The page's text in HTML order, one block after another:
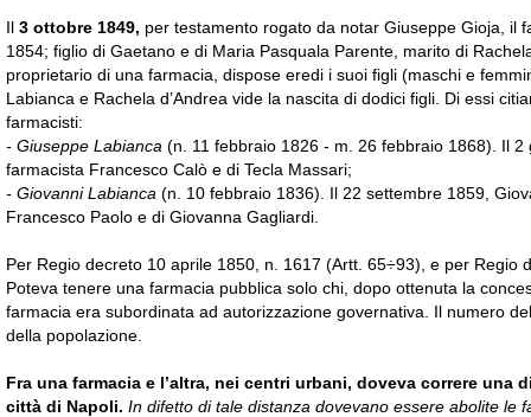
Il 3 ottobre 1849, per testamento rogato da notar Giuseppe Gioja, il
1854; figlio di Gaetano e di Maria Pasquala Parente, marito di
proprietario di una farmacia, dispose eredi i suoi figli (maschi e
Labianca e Rachela d’Andrea vide la nascita di dodici figli. Di essi
farmacisti:
- Giuseppe Labianca (n. 11 febbraio 1826 - m. 26 febbraio 1868). Il
farmacista Francesco Calò e di Tecla Massari;
- Giovanni Labianca (n. 10 febbraio 1836). Il 22 settembre 1859,
Francesco Paolo e di Giovanna Gagliardi.
Per Regio decreto 10 aprile 1850, n. 1617 (Artt. 65÷93), e per Regio
Poteva tenere una farmacia pubblica solo chi, dopo ottenuta la
farmacia era subordinata ad autorizzazione governativa. Il numero
della popolazione.
Fra una farmacia e l’altra, nei centri urbani, doveva correre una
città di Napoli. In difetto di tale distanza dovevano essere abolite le